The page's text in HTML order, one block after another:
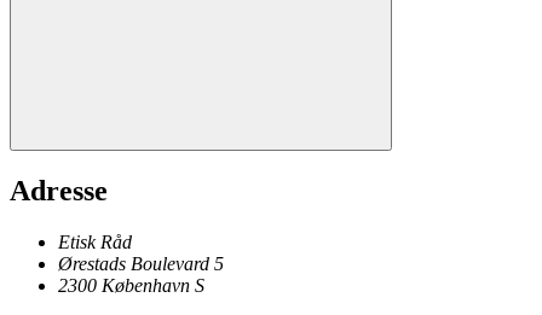
Adresse
Etisk Råd
Ørestads Boulevard 5
2300 København S